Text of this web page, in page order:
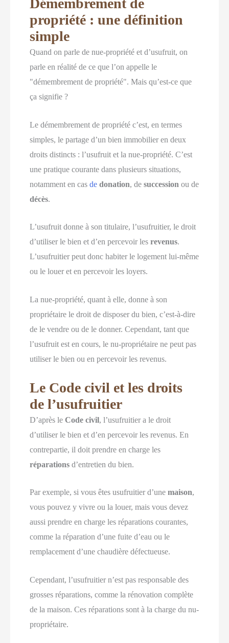
Démembrement de
propriété : une définition
simple
Quand on parle de nue-propriété et d’usufruit, on
parle en réalité de ce que l’on appelle le
"démembrement de propriété". Mais qu’est-ce que
ça signifie ?
Le démembrement de propriété c’est, en termes
simples, le partage d’un bien immobilier en deux
droits distincts : l’usufruit et la nue-propriété. C’est
une pratique courante dans plusieurs situations,
notamment en casde donation, desuccession ou de
décès.
L’usufruit donne à son titulaire, l’usufruitier, le droit
d’utiliser le bien et d’en percevoir lesrevenus.
L’usufruitier peut donc habiter le logement lui-même
ou le louer et en percevoir les loyers.
La nue-propriété, quant à elle, donne à son
propriétaire le droit de disposer du bien, c’est-à-dire
de le vendre ou de le donner. Cependant, tant que
l’usufruit est en cours, le nu-propriétaire ne peut pas
utiliser le bien ou en percevoir les revenus.
Le Code civil et les droits
de l’usufruitier
D’après leCode civil, l’usufruitier a le droit
d’utiliser le bien et d’en percevoir les revenus. En
contrepartie, il doit prendre en charge les
réparations d’entretien du bien.
Par exemple, si vous êtes usufruitier d’unemaison,
vous pouvez y vivre ou la louer, mais vous devez
aussi prendre en charge les réparations courantes,
comme la réparation d’une fuite d’eau ou le
remplacement d’une chaudière défectueuse.
Cependant, l’usufruitier n’est pas responsable des
grosses réparations, comme la rénovation complète
de la maison. Ces réparations sont à la charge du nu-
propriétaire.